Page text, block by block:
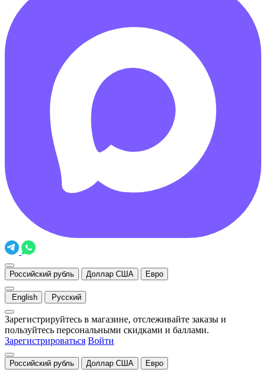
Российский рубль Доллар США Евро
English Русский
Зарегистрируйтесь в магазине, отслеживайте заказы и
пользуйтесь персональными скидками и баллами.
Зарегистрироваться Войти
Российский рубль Доллар США Евро